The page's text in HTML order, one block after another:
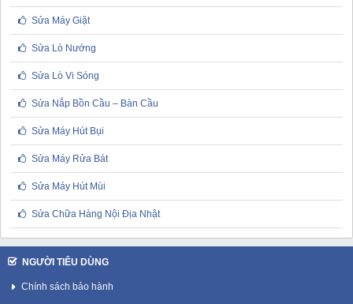
Sửa Máy Giặt
Sửa Lò Nướng
Sửa Lò Vi Sóng
Sửa Nắp Bồn Cầu – Bàn Cầu
Sửa Máy Hút Bụi
Sửa Máy Rửa Bát
Sửa Máy Hút Mùi
Sửa Chữa Hàng Nội Địa Nhật
NGƯỜI TIÊU DÙNG
Chính sách bảo hành